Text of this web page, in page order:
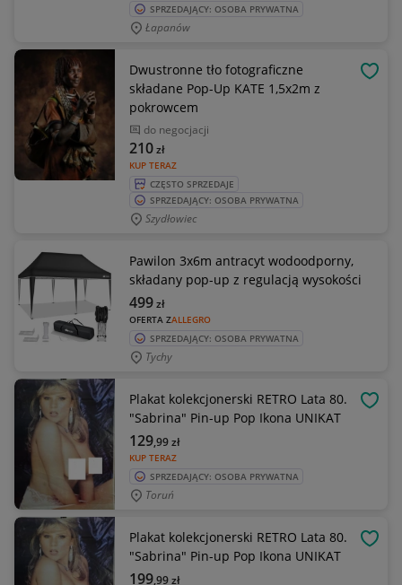
SPRZEDAJĄCY: OSOBA PRYWATNA
Łapanów
Dwustronne tło fotograficzne
składane Pop-Up KATE 1,5x2m z
pokrowcem
do negocjacji
KUP TERAZ
210zł
CZĘSTO SPRZEDAJE
SPRZEDAJĄCY: OSOBA PRYWATNA
Szydłowiec
Pawilon 3x6m antracyt wodoodporny,
składany pop-up z regulacją wysokości
OFERTA ZALLEGRO
499zł
SPRZEDAJĄCY: OSOBA PRYWATNA
Tychy
Plakat kolekcjonerski RETRO Lata 80.
"Sabrina" Pin-up Pop Ikona UNIKAT
KUP TERAZ
129,99zł
SPRZEDAJĄCY: OSOBA PRYWATNA
Toruń
Plakat kolekcjonerski RETRO Lata 80.
"Sabrina" Pin-up Pop Ikona UNIKAT
199,99zł